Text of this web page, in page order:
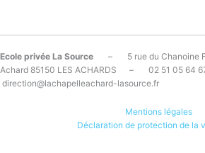
Ecole privée La Source – 5 rue du Chanoine
Achard 85150 LES ACHARDS – 02 51 05
direction@lachapelleachard-lasource.fr
Mentions légales
Déclaration de protection de la